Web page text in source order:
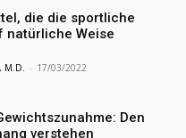
die die sportliche
natürliche Weise
M.D. - 17/03/2022
Den
verstehen